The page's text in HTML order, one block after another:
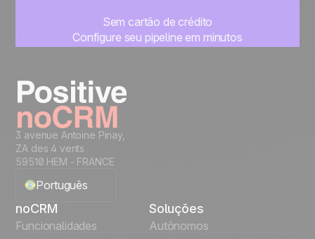
Sem cartão de crédito
Configure seu pipeline em minutos
3 avenue Antoine Pinay,
ZA des 4 vents
59510 HEM - FRANCE
Português
English
noCRM
Funcionalidades
Soluções
Autônomos